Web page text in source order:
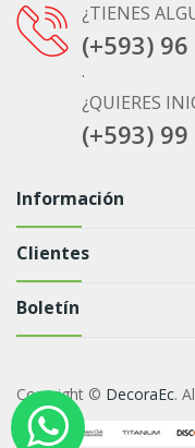
¿TIENES
(+593)
.
¿QUIERES
(+593)
Información
Clientes
Boletín
Copyright © DecoraEc.